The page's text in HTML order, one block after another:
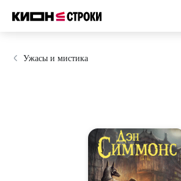
Ужасы и мистика